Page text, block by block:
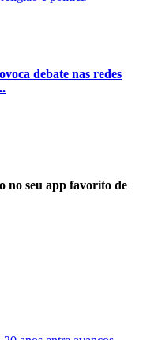
debate nas redes
no seu app favorito de